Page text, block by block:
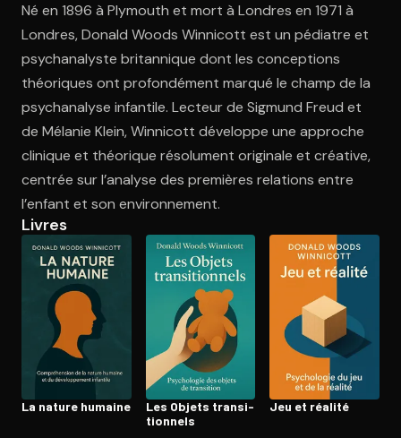
Ouvre l'app Appareil photo, pointe sur le code. C'est gratuit à
Né en 1896 à Plymouth et mort à Londres en 1971 à
Londres, Donald Woods Winnicott est un pédiatre et
psychanalyste britannique dont les conceptions
théoriques ont profondément marqué le champ de la
psychanalyse infantile. Lecteur de Sigmund Freud et
de Mélanie Klein, Winnicott développe une approche
clinique et théorique résolument originale et créative,
centrée sur l’analyse des premières relations entre
l’enfant et son environnement.
Livres
La nature humaine
Les Objets tran­si­
tion­nels
Jeu et réalité